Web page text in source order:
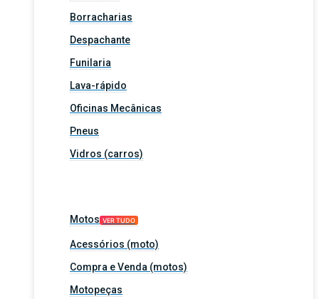
Borracharias
Despachante
Funilaria
Lava-rápido
Oficinas Mecânicas
Pneus
Vidros (carros)
Motos VER TUDO
Acessórios (moto)
Compra e Venda (motos)
Motopeças